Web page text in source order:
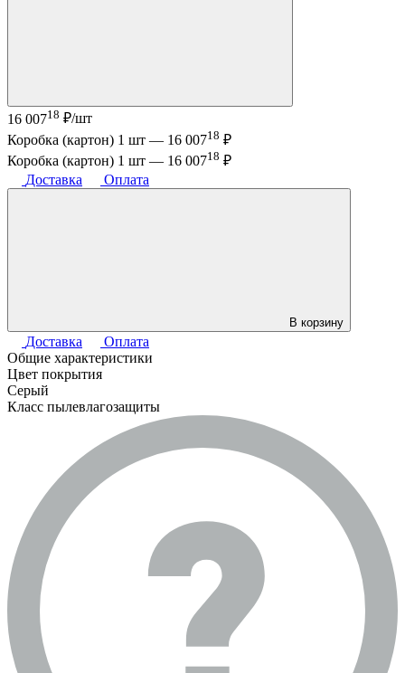
16 00718 ₽/шт
Коробка (картон) 1 шт — 16 00718 ₽
Коробка (картон) 1 шт — 16 00718 ₽
Доставка
Оплата
В корзину
Доставка
Оплата
Общие характеристики
Цвет покрытия
Серый
Класс пылевлагозащиты